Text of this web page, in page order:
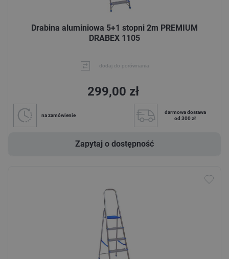
Drabina aluminiowa 5+1 stopni 2m PREMIUM
DRABEX 1105
dodaj do porównania
299,00 zł
na zamówienie
darmowa dostawa
od 300 zł
Zapytaj o dostępność